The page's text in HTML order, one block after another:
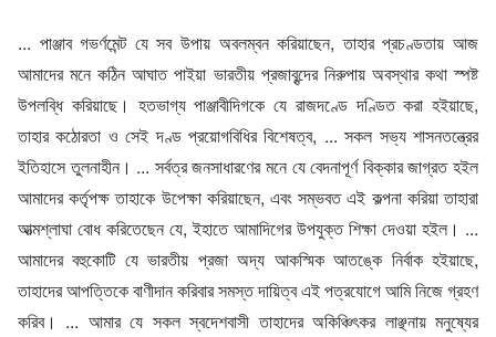
... পাঞ্জাব গভর্ণমেন্ট যে সব উপায় অবলম্বন করিয়াছেন, তাহার প্রচণ্ডতায় আজ
আমাদের মনে কঠিন আঘাত পাইয়া ভারতীয় প্রজাবৃন্দের নিরুপায় অবস্থার কথা স্পষ্ট
উপলব্ধি করিয়াছে। হতভাগ্য পাঞ্জাবীদিগকে যে রাজদণ্ডে দণ্ডিত করা হইয়াছে,
তাহার কঠোরতা ও সেই দণ্ড প্রয়োগবিধির বিশেষত্ব, ... সকল সভ্য শাসনতন্ত্রের
ইতিহাসে তুলনাহীন। ... সর্বত্র জনসাধারণের মনে যে বেদনাপূর্ণ বিক্কার জাগ্রত হইল
আমাদের কর্তৃপক্ষ তাহাকে উপেক্ষা করিয়াছেন, এবং সম্ভবত এই কল্পনা করিয়া তাহারা
আত্মশ্লাঘা বোধ করিতেছেন যে, ইহাতে আমাদিগের উপযুক্ত শিক্ষা দেওয়া হইল। ...
আমাদের বহুকোটি যে ভারতীয় প্রজা অদ্য আকস্মিক আতঙ্কে নির্বাক হইয়াছে,
তাহাদের আপত্তিকে বাণীদান করিবার সমস্ত দায়িত্ব এই পত্রযোগে আমি নিজে গ্রহণ
করিব। ... আমার যে সকল স্বদেশবাসী তাহাদের অকিঞ্চিৎকর লাঞ্ছনায় মনুষ্যের